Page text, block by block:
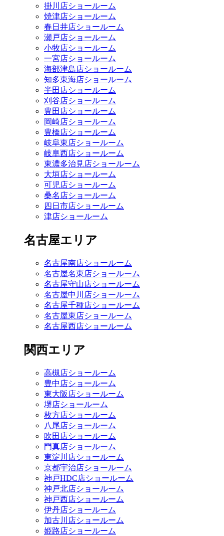
掛川店ショールーム
焼津店ショールーム
春日井店ショールーム
瀬戸店ショールーム
小牧店ショールーム
一宮店ショールーム
海部津島店ショールーム
知多東海店ショールーム
半田店ショールーム
刈谷店ショールーム
豊田店ショールーム
岡崎店ショールーム
豊橋店ショールーム
岐阜東店ショールーム
岐阜西店ショールーム
東濃多治見店ショールーム
大垣店ショールーム
可児店ショールーム
桑名店ショールーム
四日市店ショールーム
津店ショールーム
名古屋エリア
名古屋南店ショールーム
名古屋名東店ショールーム
名古屋守山店ショールーム
名古屋中川店ショールーム
名古屋千種店ショールーム
名古屋東店ショールーム
名古屋西店ショールーム
関西エリア
高槻店ショールーム
豊中店ショールーム
東大阪店ショールーム
堺店ショールーム
枚方店ショールーム
八尾店ショールーム
吹田店ショールーム
門真店ショールーム
東淀川店ショールーム
京都宇治店ショールーム
神戸HDC店ショールーム
神戸北店ショールーム
神戸西店ショールーム
伊丹店ショールーム
加古川店ショールーム
姫路店ショールーム